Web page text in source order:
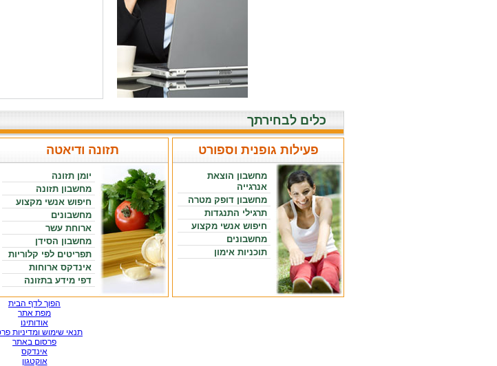
כלים לבחירתך
פעילות גופנית וספורט
מחשבון הוצאת
אנרגייה
מחשבון דופק מטרה
תרגילי התנגדות
חיפוש אנשי מקצוע
מחשבונים
תוכניות אימון
תזונה ודיאטה
יומן תזונה
מחשבון תזונה
חיפוש אנשי מקצוע
מחשבונים
ארוחת עשר
מחשבון הסידן
תפריטים לפי קלוריות
אינדקס ארוחות
דפי מידע בתזונה
הפוך לדף הבית
מפת אתר
אודותינו
תנאי שימוש ומדיניות
פרסום באתר
אינדקס
אוקטגון